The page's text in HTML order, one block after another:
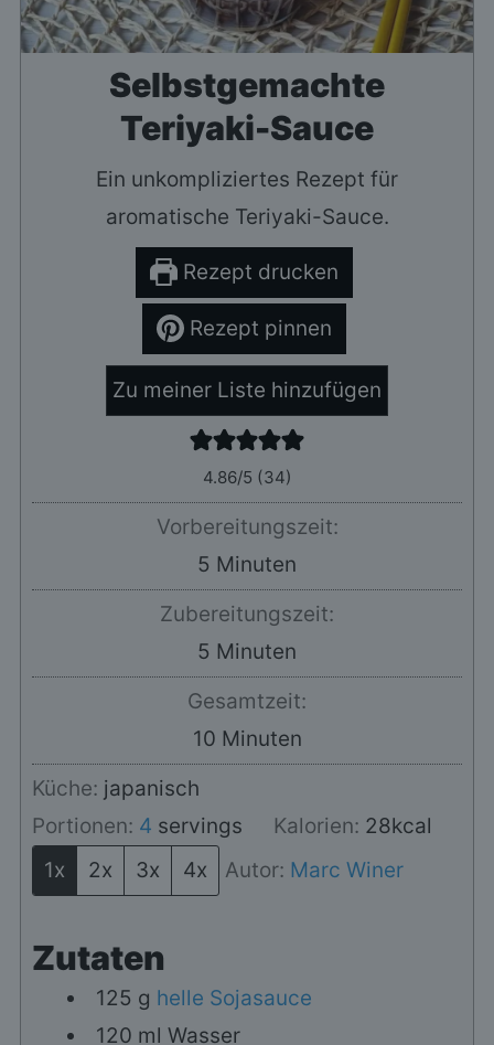
Selbstgemachte
Teriyaki-Sauce
Ein unkompliziertes Rezept für
aromatische Teriyaki-Sauce.
Rezept drucken
Rezept pinnen
Zu meiner Liste hinzufügen
4.86/5 (34)
Vorbereitungszeit:
5 Minuten
Minuten
Zubereitungszeit:
5 Minuten
Minuten
Gesamtzeit:
10Minuten
Minuten
Küche: japanisch
Portionen: 4 servings Kalorien: 28kcal
1x
2x 3x 4x Autor: Marc Winer
Zutaten
125 g helle Sojasauce
120 ml Wasser